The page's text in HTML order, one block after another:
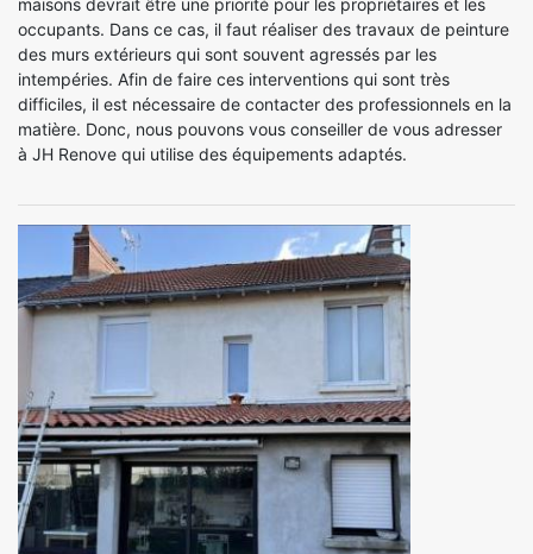
maisons devrait être une priorité pour les propriétaires et les
occupants. Dans ce cas, il faut réaliser des travaux de peinture
des murs extérieurs qui sont souvent agressés par les
intempéries. Afin de faire ces interventions qui sont très
difficiles, il est nécessaire de contacter des professionnels en la
matière. Donc, nous pouvons vous conseiller de vous adresser
à JH Renove qui utilise des équipements adaptés.